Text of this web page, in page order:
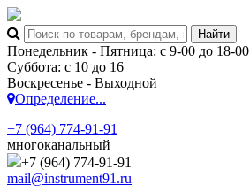
Понедельник - Пятница: с 9-00 до 18-00
Суббота: с 10 до 16
Воскресенье - Выходной
Определение...
+7 (964) 774-91-91
многоканальный
+7 (964) 774-91-91
mail@instrument91.ru